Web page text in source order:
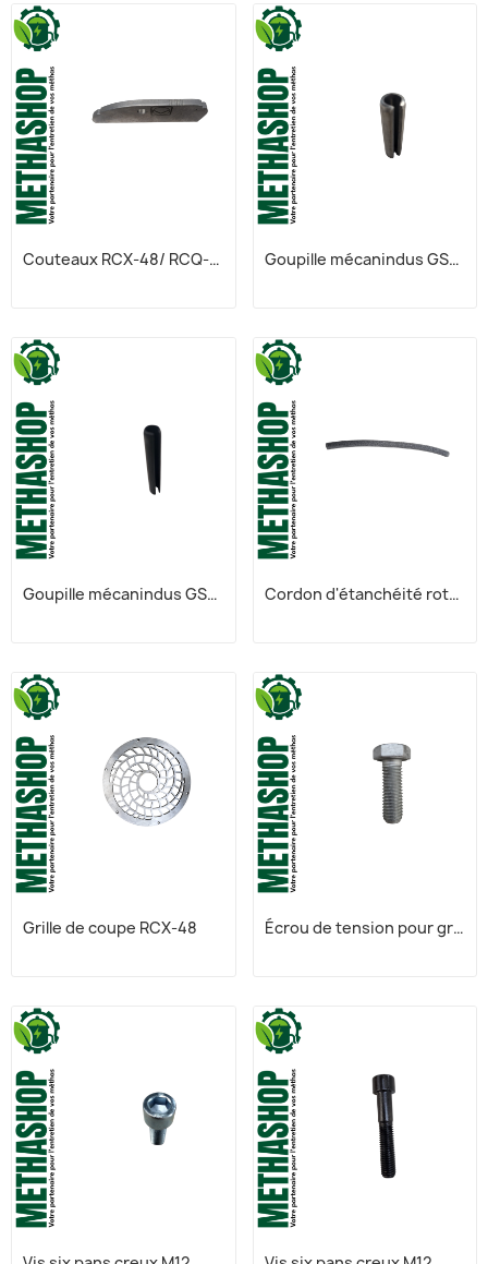
Couteaux RCX-48/ RCQ-43 Goupille mécanindus GSM0003
Goupille mécanindus GSM0003 Cordon d'étanchéité rotor des couteaux GSM0003
Grille de coupe RCX-48 Écrou de tension pour grille de coupe